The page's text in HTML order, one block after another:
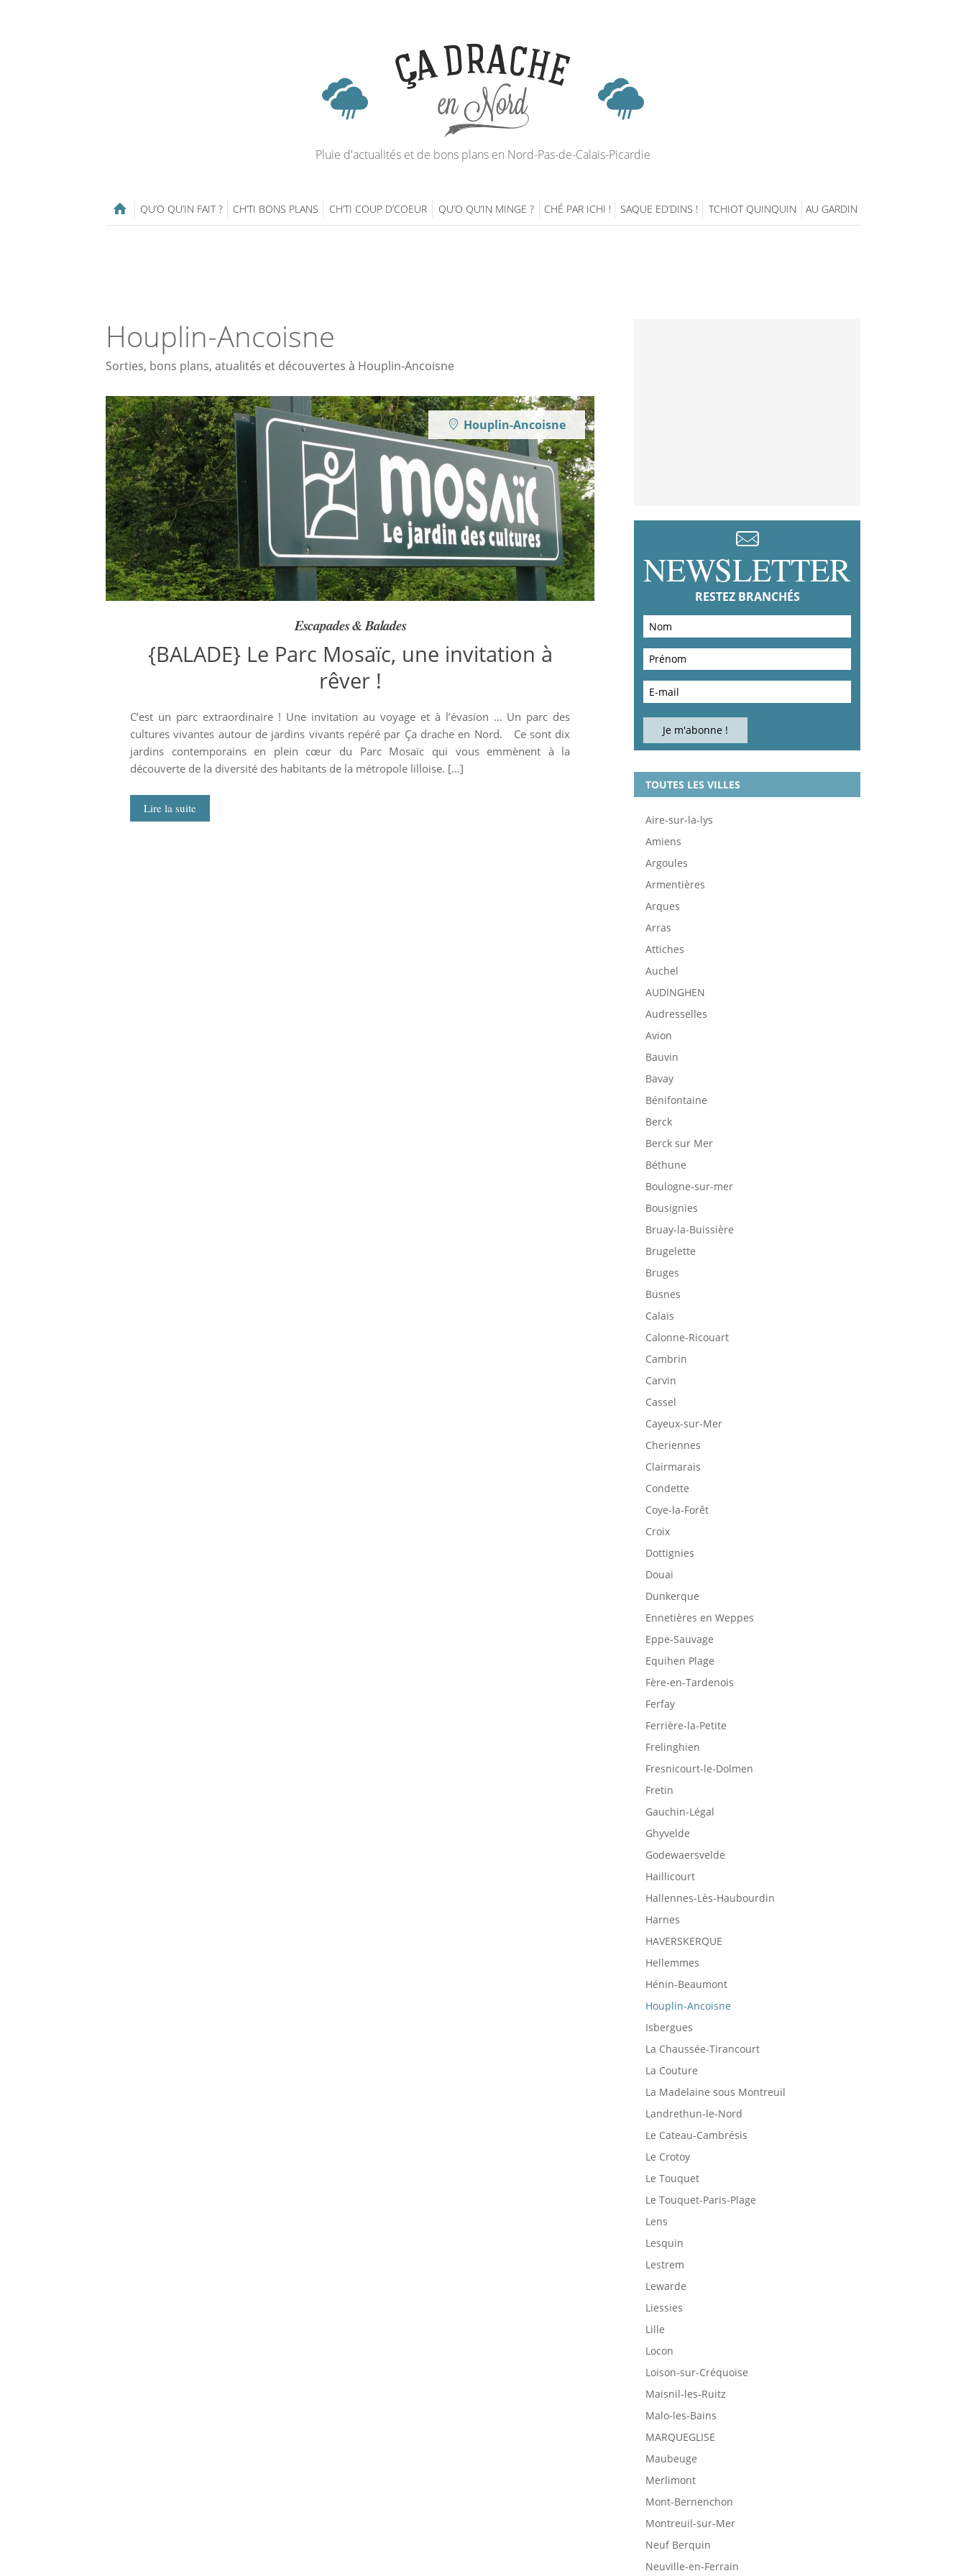
Pluie d'actualités et de bons plans en Nord-Pas-de-Calais-Picardie
QU’O QU’IN FAIT ? CH’TI BONS PLANS CH’TI COUP D’COEUR QU’O QU’IN MINGE ? CHÉ PAR ICHI ! SAQUE ED’DINS ! TCHIOT QUINQUIN AU GARDIN
Houplin-Ancoisne
Sorties, bons plans, atualités et découvertes à Houplin-Ancoisne
Escapades & Balades
{BALADE} Le Parc Mosaïc, une invitation à
rêver !
C’est un parc extraordinaire ! Une invitation au voyage et à l’évasion … Un parc des
cultures vivantes autour de jardins vivants repéré par Ça drache en Nord. Ce sont dix
jardins contemporains en plein cœur du Parc Mosaïc qui vous emmènent à la
découverte de la diversité des habitants de la métropole lilloise. […]
Lire la suite
Houplin-Ancoisne
NEWSLETTER
RESTEZ BRANCHÉS
TOUTES LES VILLES
Aire-sur-la-lys
Amiens
Argoules
Armentières
Arques
Arras
Attiches
Auchel
AUDINGHEN
Audresselles
Avion
Bauvin
Bavay
Bénifontaine
Berck
Berck sur Mer
Béthune
Boulogne-sur-mer
Bousignies
Bruay-la-Buissière
Brugelette
Bruges
Busnes
Calais
Calonne-Ricouart
Cambrin
Carvin
Cassel
Cayeux-sur-Mer
Cheriennes
Clairmarais
Condette
Coye-la-Forêt
Croix
Dottignies
Douai
Dunkerque
Ennetières en Weppes
Eppe-Sauvage
Equihen Plage
Fère-en-Tardenois
Ferfay
Ferrière-la-Petite
Frelinghien
Fresnicourt-le-Dolmen
Fretin
Gauchin-Légal
Ghyvelde
Godewaersvelde
Haillicourt
Hallennes-Lès-Haubourdin
Harnes
HAVERSKERQUE
Hellemmes
Hénin-Beaumont
Houplin-Ancoisne
Isbergues
La Chaussée-Tirancourt
La Couture
La Madelaine sous Montreuil
Landrethun-le-Nord
Le Cateau-Cambrésis
Le Crotoy
Le Touquet
Le Touquet-Paris-Plage
Lens
Lesquin
Lestrem
Lewarde
Liessies
Lille
Locon
Loison-sur-Créquoise
Maisnil-les-Ruitz
Malo-les-Bains
MARQUEGLISE
Maubeuge
Merlimont
Mont-Bernenchon
Montreuil-sur-Mer
Neuf Berquin
Neuville-en-Ferrain